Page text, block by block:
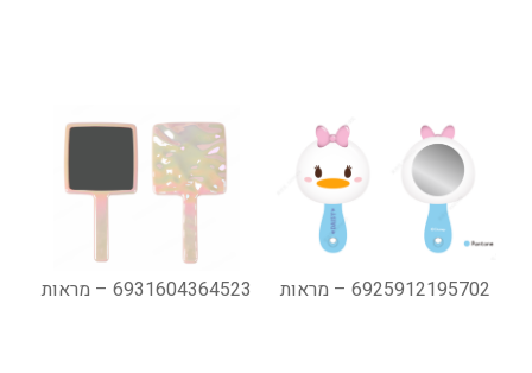
6925912195702 – מראות 6931604364523 – מראות